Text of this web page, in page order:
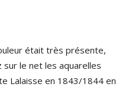
était très présente,
le net les aquarelles
Lalaisse en 1843/1844 en